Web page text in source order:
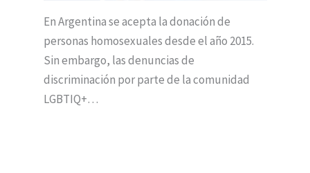
En Argentina se acepta la donación de
personas homosexuales desde el año 2015.
Sin embargo, las denuncias de
discriminación por parte de la comunidad
LGBTIQ+…